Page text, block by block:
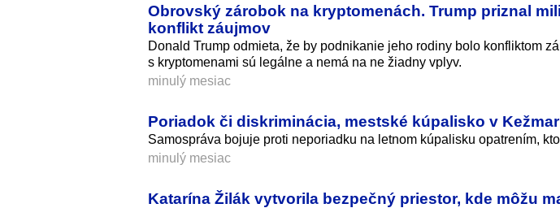
Obrovský zárobok na kryptomenách. Trump priznal
konflikt záujmov
Donald Trump odmieta, že by podnikanie jeho rodiny bolo konfliktom
s kryptomenami sú legálne a nemá na ne žiadny vplyv.
minulý mesiac
Poriadok či diskriminácia, mestské kúpalisko v
Samospráva bojuje proti neporiadku na letnom kúpalisku opatrením,
minulý mesiac
Katarína Žilák vytvorila bezpečný priestor, kde môžu